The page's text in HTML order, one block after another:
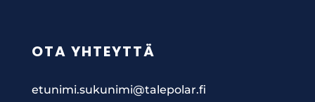
OTA YHTEYTTÄ
etunimi.sukunimi@talepolar.fi